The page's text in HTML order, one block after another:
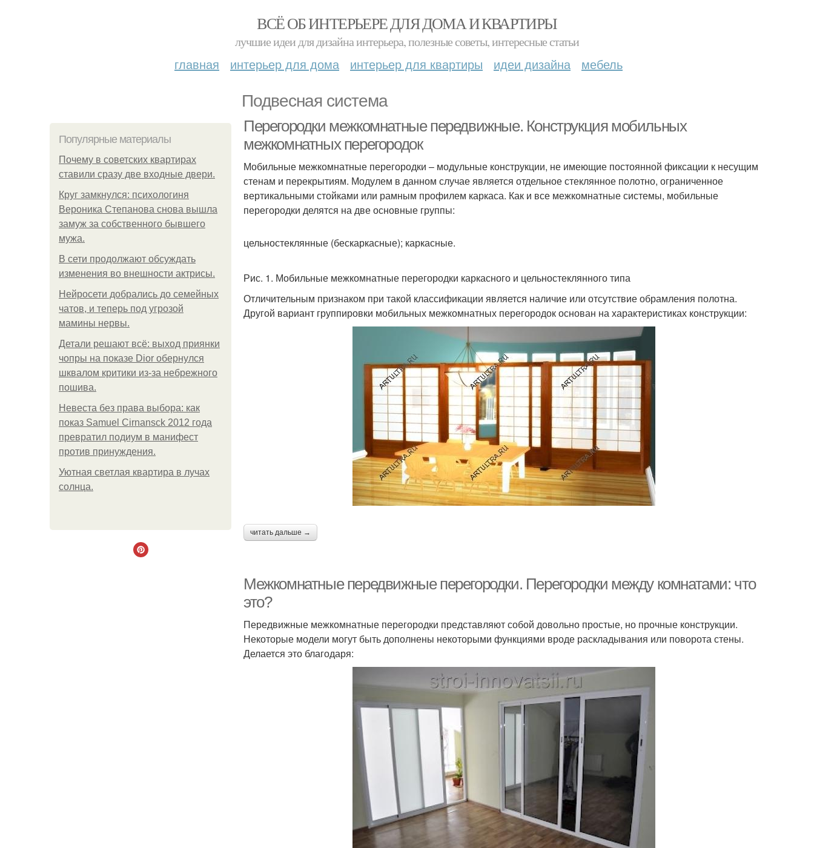
ВСЁ ОБ ИНТЕРЬЕРЕ ДЛЯ ДОМА И КВАРТИРЫ
лучшие идеи для дизайна интерьера, полезные советы, интересные статьи
главная интерьер для дома интерьер для квартиры идеи дизайна мебель
Подвесная система
Популярные материалы
Почему в советских квартирах
ставили сразу две входные двери.
Круг замкнулся: психологиня
Вероника Степанова снова вышла
замуж за собственного бывшего
мужа.
В сети продолжают обсуждать
изменения во внешности актрисы.
Нейросети добрались до семейных
чатов, и теперь под угрозой
мамины нервы.
Детали решают всё: выход приянки
чопры на показе Dior обернулся
шквалом критики из-за небрежного
пошива.
Невеста без права выбора: как
показ Samuel Cirnansck 2012 года
превратил подиум в манифест
против принуждения.
Уютная светлая квартира в лучах
солнца.
Перегородки межкомнатные передвижные. Конструкция мобильных
межкомнатных перегородок
Мобильные межкомнатные перегородки – модульные конструкции, не имеющие постоянной фиксации к несущим
стенам и перекрытиям. Модулем в данном случае является отдельное стеклянное полотно, ограниченное
вертикальными стойками или рамным профилем каркаса. Как и все межкомнатные системы, мобильные
перегородки делятся на две основные группы:
цельностеклянные (бескаркасные); каркасные.
Рис. 1. Мобильные межкомнатные перегородки каркасного и цельностеклянного типа
Отличительным признаком при такой классификации является наличие или отсутствие обрамления полотна.
Другой вариант группировки мобильных межкомнатных перегородок основан на характеристиках конструкции:
читать дальше →
Межкомнатные передвижные перегородки. Перегородки между комнатами: что
это?
Передвижные межкомнатные перегородки представляют собой довольно простые, но прочные конструкции.
Некоторые модели могут быть дополнены некоторыми функциями вроде раскладывания или поворота стены.
Делается это благодаря: